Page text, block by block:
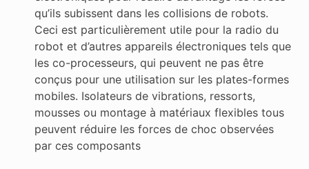
qu’ils subissent dans les collisions de robots.
Ceci est particulièrement utile pour la radio du
robot et d’autres appareils électroniques tels que
les co-processeurs, qui peuvent ne pas être
conçus pour une utilisation sur les plates-formes
mobiles. Isolateurs de vibrations, ressorts,
mousses ou montage à matériaux flexibles tous
peuvent réduire les forces de choc observées
par ces composants